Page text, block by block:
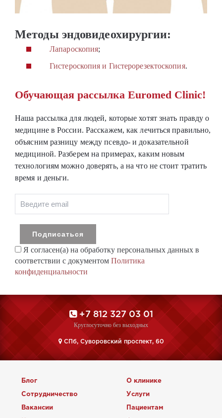
Методы эндовидеохирургии:
Лапароскопия;
Гистероскопия и Гистерорезектоскопия.
Обучающая рассылка Euromed Clinic!
Наша рассылка для людей, которые хотят знать правду о
медицине в России. Расскажем, как лечиться правильно,
объясним разницу между псевдо- и доказательной
медициной. Разберем на примерах, каким новым
технологиям можно доверять, а на что не стоит тратить
время и деньги.
Я согласен(а) на обработку персональных данных в
соответствии с документом Политика
конфиденциальности
+7 812 327 03 01
Круглосуточно без выходных
CПб, Суворовский проспект, 60
Блог О клинике
Сотрудничество Услуги
Вакансии Пациентам